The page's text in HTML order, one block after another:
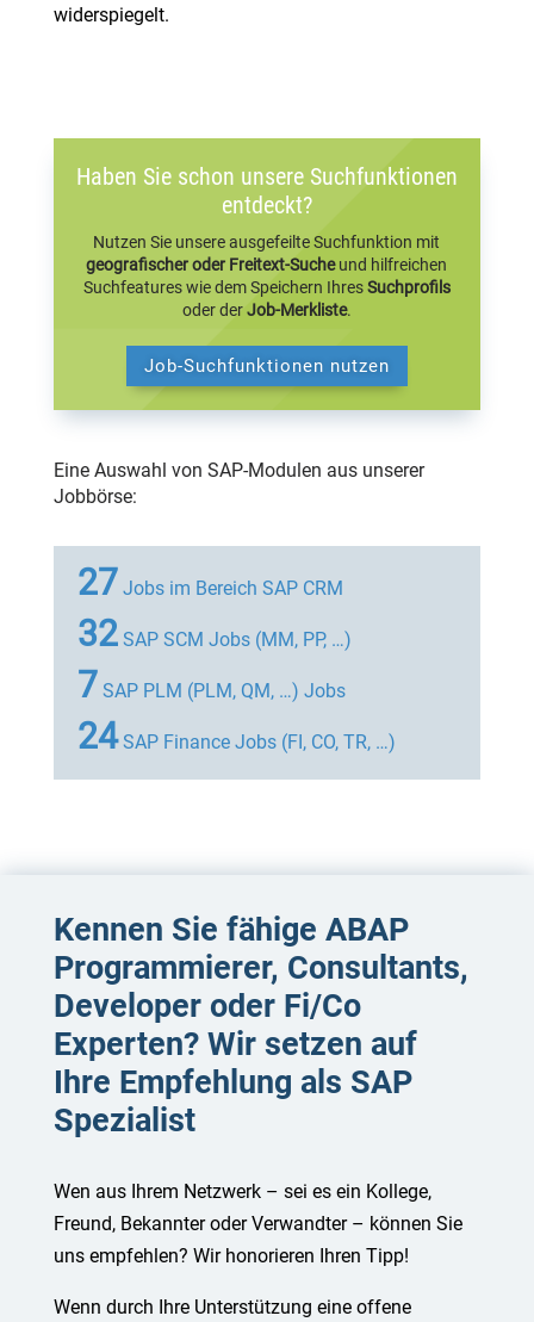
widerspiegelt.
Haben Sie schon unsere Suchfunktionen
entdeckt?
Nutzen Sie unsere ausgefeilte Suchfunktion mit
geografischer oder Freitext-Sucheund hilfreichen
Suchfeatures wie dem Speichern IhresSuchprofils
oder derJob-Merkliste.
Job-Suchfunktionen nutzen
Eine Auswahl von SAP-Modulen aus unserer
Jobbörse:
27 Jobs im Bereich SAP CRM
32SAP SCM Jobs (MM, PP, …)
7 SAP PLM (PLM, QM, …) Jobs
24SAP Finance Jobs (FI, CO, TR, …)
Kennen Sie fähige ABAP
Programmierer, Consultants,
Developer oder Fi/Co
Experten? Wir setzen auf
Ihre Empfehlung als SAP
Spezialist
Wen aus Ihrem Netzwerk – sei es ein Kollege,
Freund, Bekannter oder Verwandter – können Sie
uns empfehlen? Wir honorieren Ihren Tipp!
Wenn durch Ihre Unterstützung eine offene